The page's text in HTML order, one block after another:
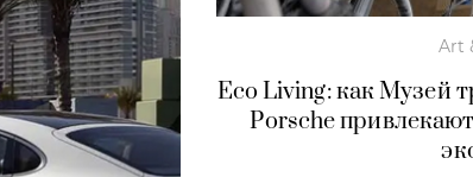
Art
Eco Living: как Музей
Porsche